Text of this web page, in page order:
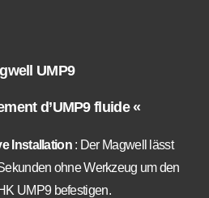
UMP9
d’UMP9 fluide «
Installation: Der Magwell lässt
ohne Werkzeug um den
UMP9 befestigen.